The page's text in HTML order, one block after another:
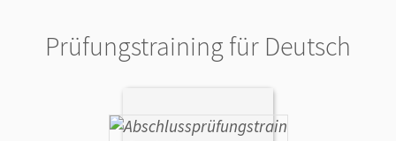
Prüfungstraining für Deutsch